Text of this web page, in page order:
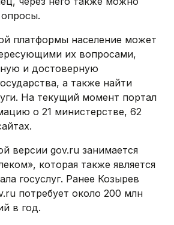
платформы население может
их вопросами,
и достоверную
а также найти
На текущий момент портал
о 21 министерстве, 62
версии gov.ru занимается
которая также является
госуслуг. Ранее Козырев
потребует около 200 млн
в год.